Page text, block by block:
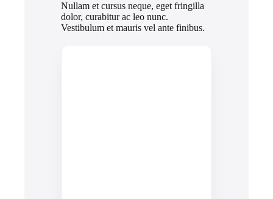
Nullam et cursus neque, eget fringilla
dolor, curabitur ac leo nunc.
Vestibulum et mauris vel ante finibus.